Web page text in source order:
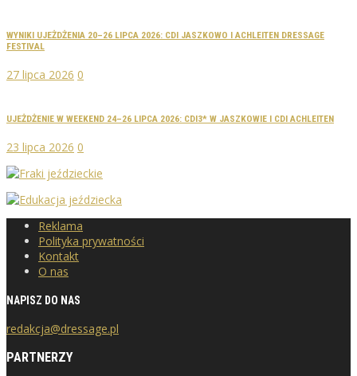
WYNIKI UJEŻDŻENIA 20–26 LIPCA 2026: CDI JASZKOWO I ACHLEITEN DRESSAGE
FESTIVAL
27 lipca 2026 0
UJEŻDŻENIE W WEEKEND 24–26 LIPCA 2026: CDI3* W JASZKOWIE I CDI ACHLEITEN
23 lipca 2026 0
Reklama
Polityka prywatności
Kontakt
O nas
NAPISZ DO NAS
redakcja@dressage.pl
PARTNERZY